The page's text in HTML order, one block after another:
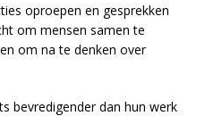
oproepen en gesprekken
om mensen samen te
om na te denken over
bevredigender dan hun werk